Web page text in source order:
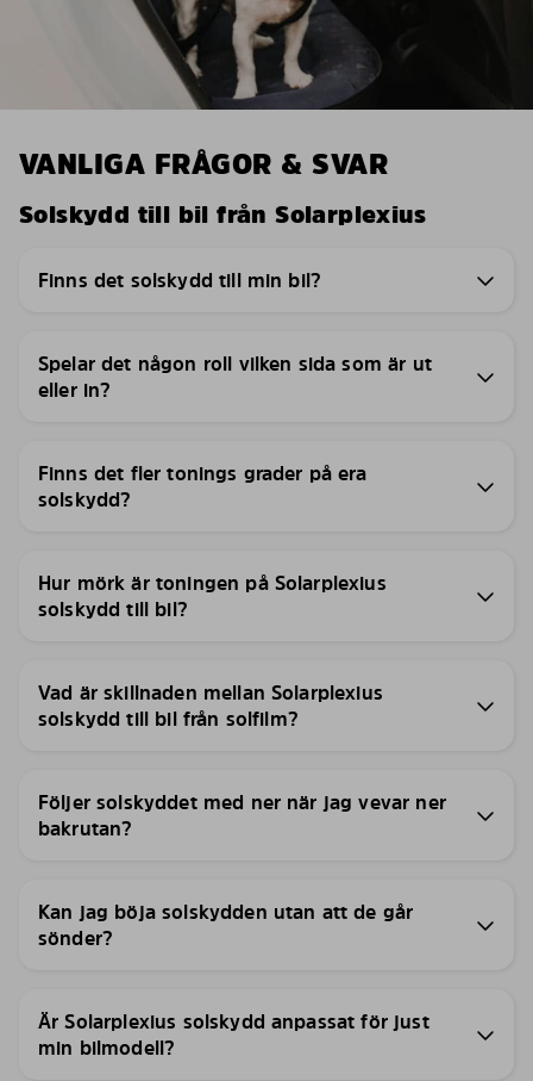
VANLIGA FRÅGOR & SVAR
Solskydd till bil från Solarplexius
Finns det solskydd till min bil?
Spelar det någon roll vilken sida som är ut
eller in?
Finns det fler tonings grader på era
solskydd?
Hur mörk är toningen på Solarplexius
solskydd till bil?
Vad är skillnaden mellan Solarplexius
solskydd till bil från solfilm?
Följer solskyddet med ner när jag vevar ner
bakrutan?
Kan jag böja solskydden utan att de går
sönder?
Är Solarplexius solskydd anpassat för just
min bilmodell?